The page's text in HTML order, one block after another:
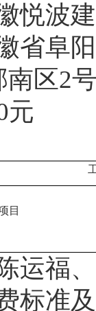
悦波
省阜
区2
元
目
运福
标准